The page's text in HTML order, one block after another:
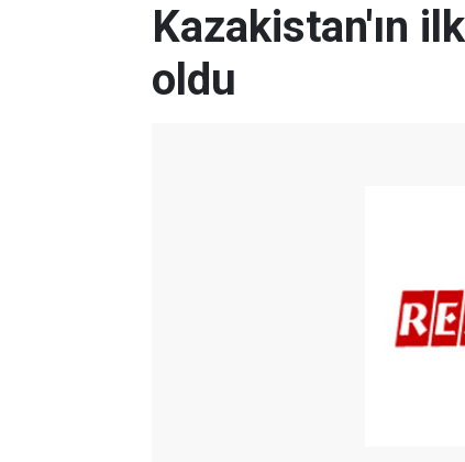
Kazakistan'ın
oldu